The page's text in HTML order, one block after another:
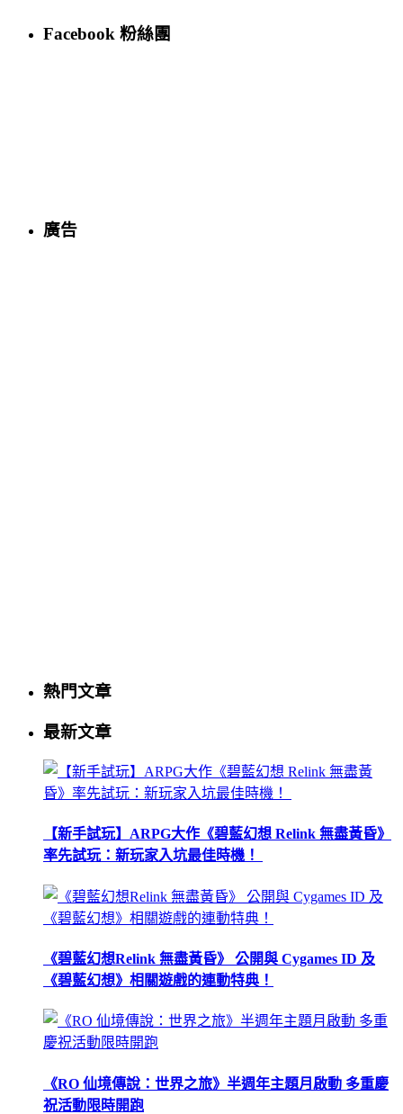
Facebook 粉絲團
廣告
熱門文章
最新文章
【新手試玩】ARPG大作《碧藍幻想 Relink 無盡黃昏》
率先試玩：新玩家入坑最佳時機！
《碧藍幻想Relink 無盡黃昏》 公開與 Cygames ID 及
《碧藍幻想》相關遊戲的連動特典！
《RO 仙境傳說：世界之旅》半週年主題月啟動 多重慶
祝活動限時開跑